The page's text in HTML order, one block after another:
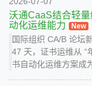
沃通CaaS结合轻
动化运维能力
New
国际组织 CA/B 论坛
47 天，证书运维从 “
书自动化运维方案成